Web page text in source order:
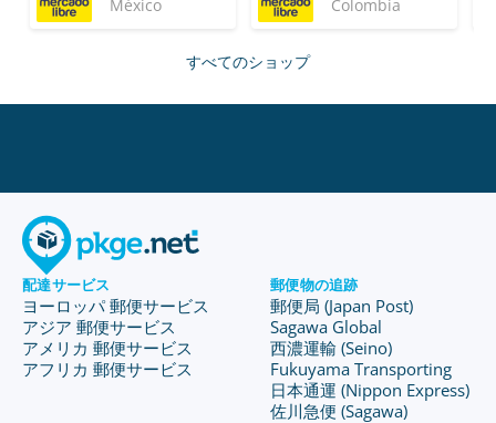
México
Colombia
すべてのショップ
配達サービス
ヨーロッパ 郵便サービス
アジア 郵便サービス
アメリカ 郵便サービス
アフリカ 郵便サービス
郵便物の追跡
郵便局 (Japan Post)
Sagawa Global
西濃運輸 (Seino)
Fukuyama Transporting
日本通運 (Nippon Express)
佐川急便 (Sagawa)